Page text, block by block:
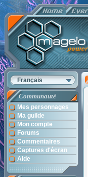
Français
Communauté
Mes personnages
Ma guilde
Mon compte
Forums
Commentaires
Captures d'écran
Aide